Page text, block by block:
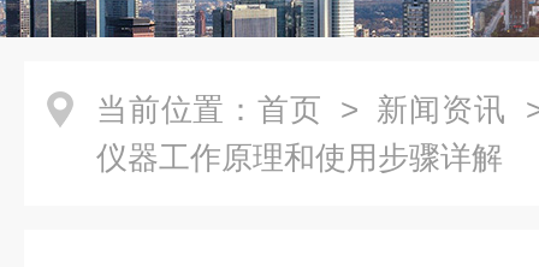
当前位置： 首页 > 新闻资讯
仪器工作原理和使用步骤详解